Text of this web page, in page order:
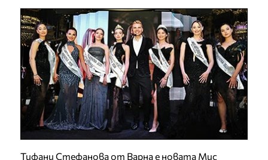
Тифани Стефанова от Варна е новата Мис